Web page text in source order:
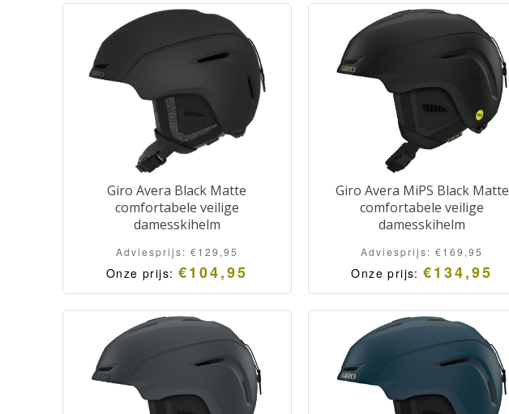
Giro Avera Black Matte
comfortabele veilige
damesskihelm
Adviesprijs: €129,95
Onze prijs: €104,95
Giro Avera MiPS Black Matte
comfortabele veilige
damesskihelm
Adviesprijs:€169,95
Onze prijs:€134,95